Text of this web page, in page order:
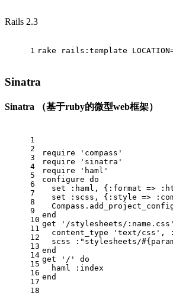
Rails 2.3
1 rake rails: template
Sinatra
Sinatra （基于ruby的微型web框架）
1
2
3
4
5
6
7
8
9
10
11
12
13
14
15
16
17
18
require
'compass'
require
'sinatra'
require
'haml'
configure do
  set
:haml , { :format =>
  set
:scss , { :style =>
end
get
'/stylesheets/:name.css'
  content_type
'text/css' ,
  scss
: "stylesheets/
end
get
'/'
do
  haml
:index
end